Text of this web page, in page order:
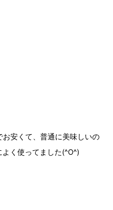
安くて、普通に美味しいの
く使ってました(^O^)